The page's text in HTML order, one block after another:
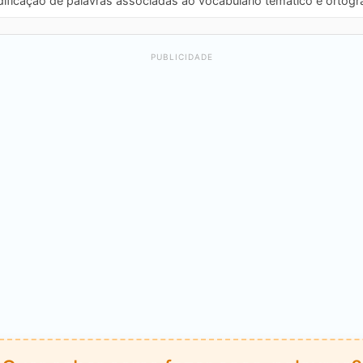
PUBLICIDADE